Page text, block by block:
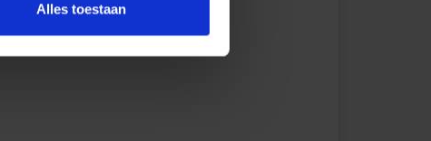
Alles toestaan